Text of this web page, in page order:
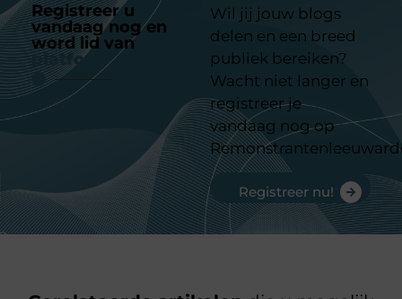
Registreer u
vandaag nog en
word lid van
platform
Wil jij jouw blogs
delen en een breed
publiek bereiken?
Wacht niet langer en
registreer je
vandaag nog op
Registreer nu!